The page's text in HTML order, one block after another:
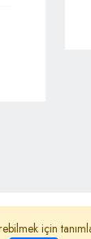
için